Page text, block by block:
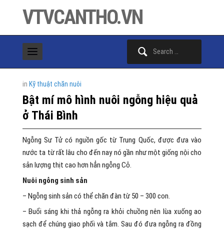
VTVCANTHO.VN
in Kỹ thuật chăn nuôi
Bật mí mô hình nuôi ngỗng hiệu quả
ở Thái Bình
Ngỗng Sư Tử có nguồn gốc từ Trung Quốc, được đưa vào
nước ta từ rất lâu cho đến nay nó gần như một giống nội cho
sản lượng thịt cao hơn hẳn ngỗng Cỏ.
Nuôi ngỗng sinh sản
– Ngỗng sinh sản có thể chăn đàn từ 50 – 300 con.
– Buổi sáng khi thả ngỗng ra khỏi chuồng nên lùa xuống ao
sạch để chúng giao phối và tắm. Sau đó đưa ngỗng ra đồng